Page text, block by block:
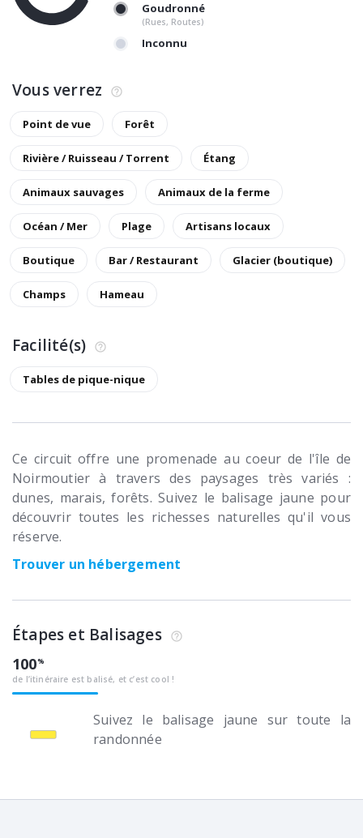
Goudronné
(Rues, Routes)
Inconnu
Vous verrez
Point de vue Forêt
Rivière / Ruisseau / Torrent Étang
Animaux sauvages Animaux de la ferme
Océan / Mer Plage Artisans locaux
Boutique Bar / Restaurant Glacier (boutique)
Champs Hameau
Facilité(s)
Tables de pique-nique
Ce circuit offre une promenade au coeur de l'île de
Noirmoutier à travers des paysages très variés :
dunes, marais, forêts. Suivez le balisage jaune pour
découvrir toutes les richesses naturelles qu'il vous
réserve.
Trouver un hébergement
Étapes et Balisages
100
de l’itinéraire est balisé, et c’est cool !
Suivez le balisage jaune sur toute la
randonnée